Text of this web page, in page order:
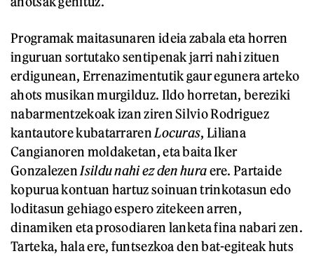
Programak maitasunaren ideia zabala eta horren
inguruan sortutako sentipenak jarri nahi zituen
erdigunean, Errenazimentutik gaur egunera arteko
ahots musikan murgilduz. Ildo horretan, bereziki
nabarmentzekoak izan ziren Silvio Rodriguez
kantautore kubatarraren Locuras, Liliana
Cangianoren moldaketan, eta baita Iker
Gonzalezen Isildu nahi ez den huraere. Partaide
kopurua kontuan hartuz soinuan trinkotasun edo
loditasun gehiago espero zitekeen arren,
dinamiken eta prosodiaren lanketa fina nabari zen.
Tarteka, hala ere, funtsezkoa den bat-egiteak huts